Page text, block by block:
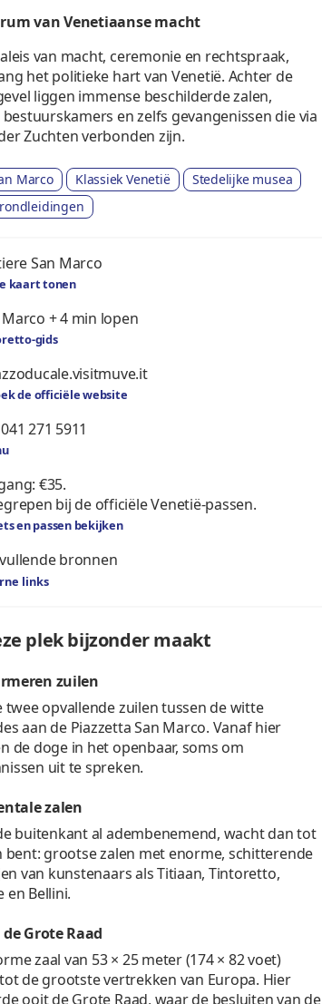
van Venetiaanse macht
van macht, ceremonie en rechtspraak,
het politieke hart van Venetië. Achter de
liggen immense beschilderde zalen,
en zelfs gevangenissen die via
Zuchten verbonden zijn.
Marco Klassiek Venetië
Stedelijke musea
San Marco
kaart tonen
Marco + 4 min lopen
gids
de officiële website
271 5911
€35.
bij de officiële Venetië-passen.
en passen bekijken
bronnen
links
plek bijzonder maakt
zuilen
twee opvallende zuilen tussen de witte
aan de Piazzetta San Marco. Vanaf hier
de doge in het openbaar, soms om
uit te spreken.
zalen
buitenkant al adembenemend, wacht dan tot
bent: grootse zalen met enorme, schitterende
van kunstenaars als Titiaan, Tintoretto,
en Bellini.
Grote Raad
zaal van 53 × 25 meter (174 × 82 voet)
de grootste vertrekken van Europa. Hier
ooit de Grote Raad, waar de besluiten van de